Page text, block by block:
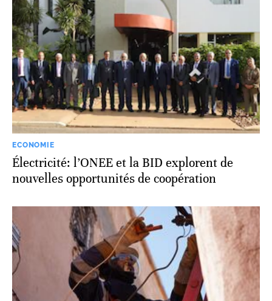
ECONOMIE
Électricité: l’ONEE et la BID explorent de
nouvelles opportunités de coopération